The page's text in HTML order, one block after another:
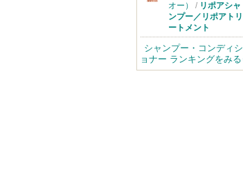
オー）
/ リポアシャ
ンプー／リポアトリ
ートメント
シャンプー・コンディシ
ョナー ランキングをみる